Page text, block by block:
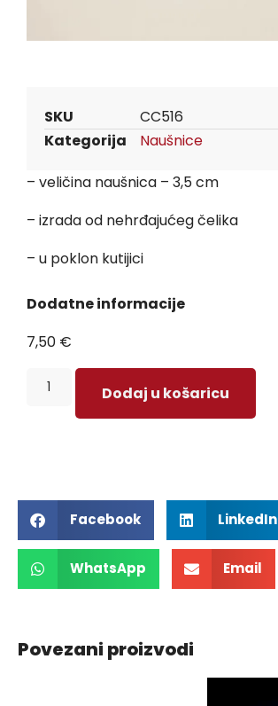
SKU CC516
Kategorija Naušnice
– veličina naušnica – 3,5 cm
– izrada od nehrđajućeg čelika
– u poklon kutijici
Dodatne informacije
7,50 €
Dodaj u košaricu
Facebook LinkedIn
WhatsApp Email
Povezani proizvodi